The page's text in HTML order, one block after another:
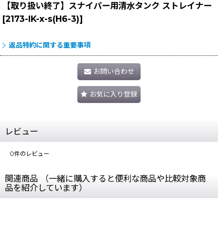
【取り扱い終了】スナイパー用清水タンク ストレイナー
[2173-IK-x-s(H6-3)]
返品特約に関する重要事項
お問い合わせ
お気に入り登録
レビュー
0件のレビュー
関連商品 （一緒に購入すると便利な商品や比較対象商
品を紹介しています）